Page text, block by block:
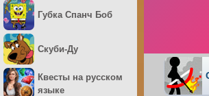
Губка Спанч Боб
Скуби-Ду
Квесты на русском
языке